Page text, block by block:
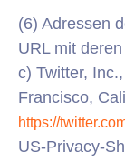
(6) Adressen
URL mit
c) Twitter,
Francisco,
https://
US-Privacy-